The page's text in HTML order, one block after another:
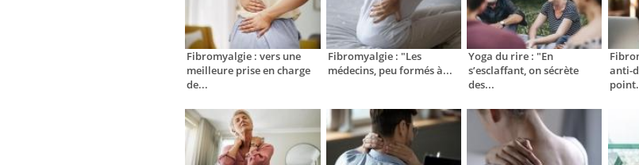
Fibromyalgie : vers une
meilleure prise en charge
de...
Fibromyalgie : "Les
médecins, peu formés à...
Yoga du rire : "En
s’esclaffant, on sécrète
des...
anti-